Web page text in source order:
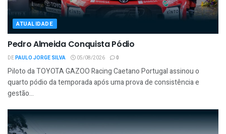
ATUALIDADE
Pedro Almeida Conquista Pódio
DEPAULO JORGE SILVA 05/08/2026 0
Piloto da TOYOTA GAZOO Racing Caetano Portugal assinou o
quarto pódio da temporada após uma prova de consistência e
gestão...